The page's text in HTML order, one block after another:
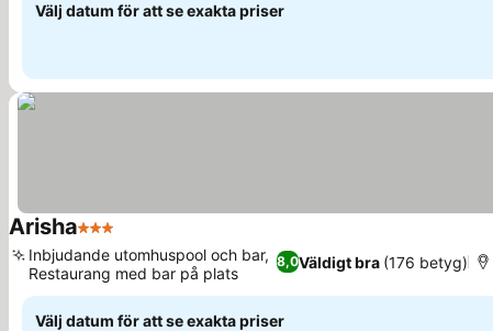
Välj datum för att se exakta priser
Arisha3 Stjärnor
8,0Väldigt bra (176 betyg)
Inbjudande utomhuspool och bar,
Restaurang med bar på plats
Välj datum för att se exakta priser